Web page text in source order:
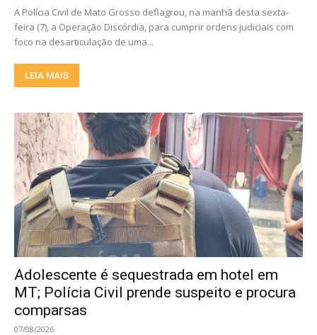
A Polícia Civil de Mato Grosso deflagrou, na manhã desta sexta-
feira (7), a Operação Discórdia, para cumprir ordens judiciais com
foco na desarticulação de uma...
LEIA MAIS
Adolescente é sequestrada em hotel em
MT; Polícia Civil prende suspeito e procura
comparsas
07/08/2026